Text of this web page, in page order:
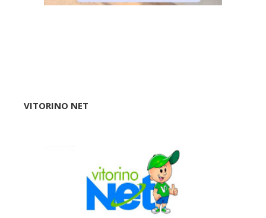
VITORINO NET